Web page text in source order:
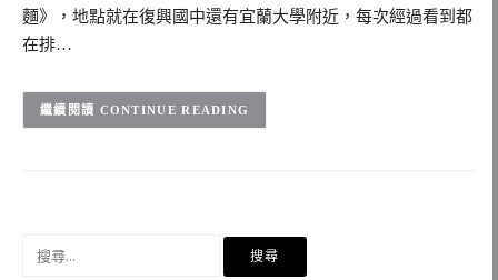
麵》，地點就在復興國中還有宜蘭大學附近，每次經過看到都
在排…
CONTINUE READING